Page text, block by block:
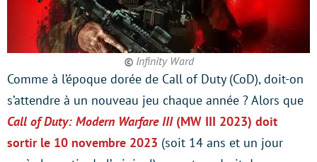
©Infinity Ward
Comme à l’époque dorée de Call of Duty (CoD), doit-on
s’attendre à un nouveau jeu chaque année ? Alors que
Call of Duty: Modern Warfare III(MW III 2023) doit
sortir le 10 novembre 2023 (soit 14 ans et un jour